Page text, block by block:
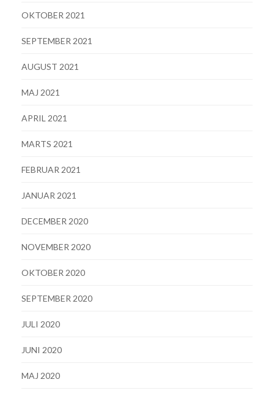
OKTOBER 2021
SEPTEMBER 2021
AUGUST 2021
MAJ 2021
APRIL 2021
MARTS 2021
FEBRUAR 2021
JANUAR 2021
DECEMBER 2020
NOVEMBER 2020
OKTOBER 2020
SEPTEMBER 2020
JULI 2020
JUNI 2020
MAJ 2020